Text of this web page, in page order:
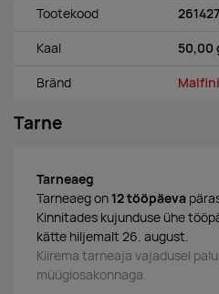
Tootekood 261427
Kaal 50,00
Bränd Malfini
Tarne
Tarneaeg
Tarneaeg on 12 tööpäeva
Kinnitades kujunduse ühe
kätte hiljemalt 26. august.
Kiirema tarneaja vajadusel
müügiosakonnaga.